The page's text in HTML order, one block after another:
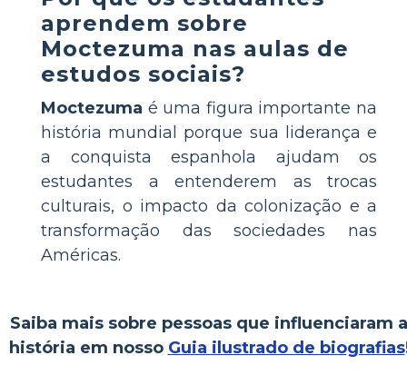
aprendem sobre
Moctezuma nas aulas de
estudos sociais?
Moctezuma é uma figura importante na
história mundial porque sua liderança e
a conquista espanhola ajudam os
estudantes a entenderem as trocas
culturais, o impacto da colonização e a
transformação das sociedades nas
Américas.
Saiba mais sobre pessoas que influenciaram a
história em nosso Guia ilustrado de biografias